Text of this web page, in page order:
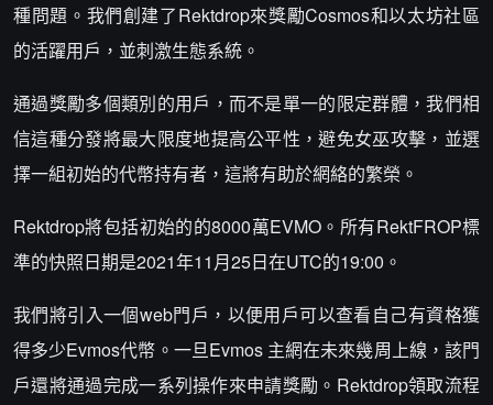
種問題。我們創建了Rektdrop來獎勵Cosmos和以太坊社區
的活躍用戶，並刺激生態系統。
通過獎勵多個類別的用戶，而不是單一的限定群體，我們相
信這種分發將最大限度地提高公平性，避免女巫攻擊，並選
擇一組初始的代幣持有者，這將有助於網絡的繁榮。
Rektdrop將包括初始的的8000萬EVMO。所有RektFROP標
準的快照日期是2021年11月25日在UTC的19:00。
我們將引入一個web門戶，以便用戶可以查看自己有資格獲
得多少Evmos代幣。一旦Evmos 主網在未來幾周上線，該門
戶還將通過完成一系列操作來申請獎勵。Rektdrop領取流程